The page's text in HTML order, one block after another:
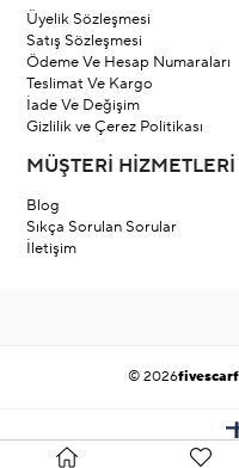
Üyelik Sözleşmesi
Satış Sözleşmesi
Ödeme Ve Hesap Numaraları
Teslimat Ve Kargo
İade Ve Değişim
Gizlilik ve Çerez Politikası
MÜŞTERİ HİZMETLERİ
Blog
Sıkça Sorulan Sorular
İletişim
© 2026